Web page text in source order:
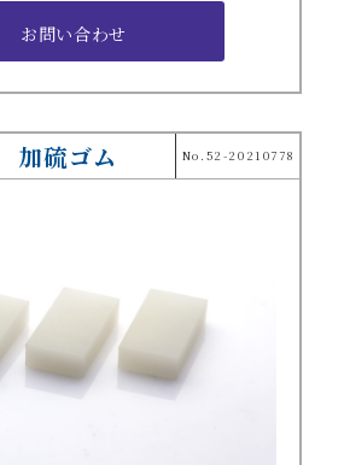
加硫ゴム No.52-20210778